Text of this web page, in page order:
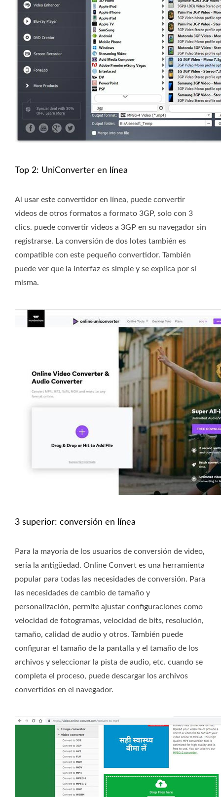
Top 2: UniConverter en línea
Al usar este convertidor en línea, puede convertir
videos de otros formatos a formato 3GP, solo con 3
clics. puede convertir videos a 3GP en su navegador sin
registrarse. La conversión de dos lotes también es
compatible con este pequeño convertidor. También
puede ver que la interfaz es simple y se explica por sí
misma.
3 superior: conversión en línea
Para la mayoría de los usuarios de conversión de video,
sería la antigüedad. Online Convert es una herramienta
popular para todas las necesidades de conversión. Para
las necesidades de cambio de tamaño y
personalización, permite ajustar configuraciones como
velocidad de fotogramas, velocidad de bits, resolución,
tamaño, calidad de audio y otros. También puede
configurar el tamaño de la pantalla y el tamaño de los
archivos y seleccionar la pista de audio, etc. cuando se
completa el proceso, puede descargar los archivos
convertidos en el navegador.